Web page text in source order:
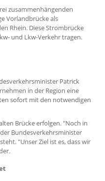
zusammenhängenden
Vorlandbrücke als
Rhein. Diese Strombrücke
und Lkw-Verkehr tragen.
Patrick
in der Region eine
sofort mit den notwendigen
Brücke erfolgen. "Noch in
Bundesverkehrsminister
"Unser Ziel ist es, dass wir